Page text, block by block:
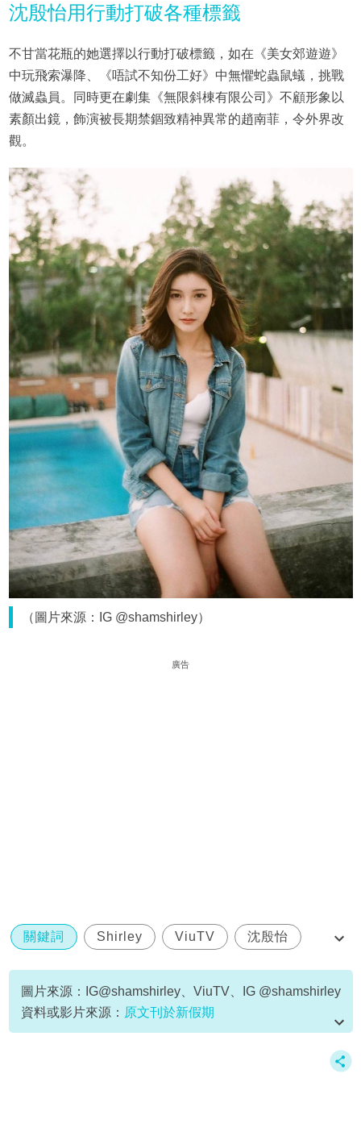
沈殷怡用行動打破各種標籤
不甘當花瓶的她選擇以行動打破標籤，如在《美女郊遊遊》
中玩飛索瀑降、《唔試不知份工好》中無懼蛇蟲鼠蟻，挑戰
做滅蟲員。同時更在劇集《無限斜棟有限公司》不顧形象以
素顏出鏡，飾演被長期禁錮致精神異常的趙南菲，令外界改
觀。
（圖片來源：IG @shamshirley）
廣告
關鍵詞 Shirley ViuTV 沈殷怡
翻盤下半場
圖片來源：IG@shamshirley、ViuTV、IG @shamshirley
資料或影片來源： 原文刊於新假期